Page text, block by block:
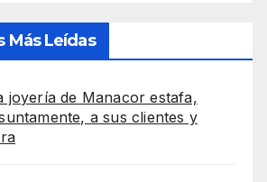
Más Leídas
joyería de Manacor estafa,
a sus clientes y